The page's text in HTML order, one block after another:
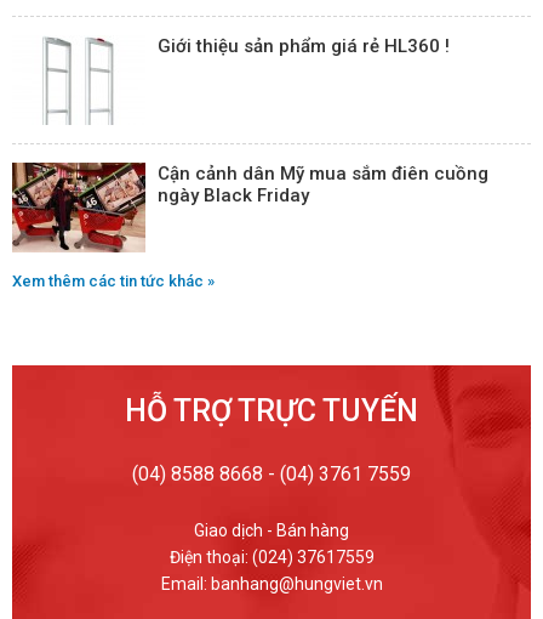
Giới thiệu sản phẩm giá rẻ HL360 !
Cận cảnh dân Mỹ mua sắm điên cuồng
ngày Black Friday
Xem thêm các tin tức khác »
HỖ TRỢ TRỰC TUYẾN
(04) 8588 8668 - (04) 3761 7559
Giao dịch - Bán hàng
Điện thoại: (024) 37617559
Email: banhang@hungviet.vn